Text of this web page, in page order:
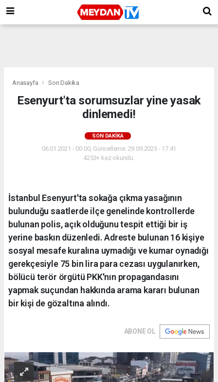
Anasayfa Son Dakika
Esenyurt'ta sorumsuzlar yine yasak
dinlemedi!
SON DAKIKA
06.01.2021 - 00:00, Güncelleme: 29.09.2023 - 17:41
4253+ kez okundu.
İstanbul Esenyurt'ta sokağa çıkma yasağının
bulunduğu saatlerde ilçe genelinde kontrollerde
bulunan polis, açık olduğunu tespit ettiği bir iş
yerine baskın düzenledi. Adreste bulunan 16 kişiye
sosyal mesafe kuralına uymadığı ve kumar oynadığı
gerekçesiyle 75 bin lira para cezası uygulanırken,
bölücü terör örgütü PKK'nın propagandasını
yapmak suçundan hakkında arama kararı bulunan
bir kişi de gözaltına alındı.
ABONE OL